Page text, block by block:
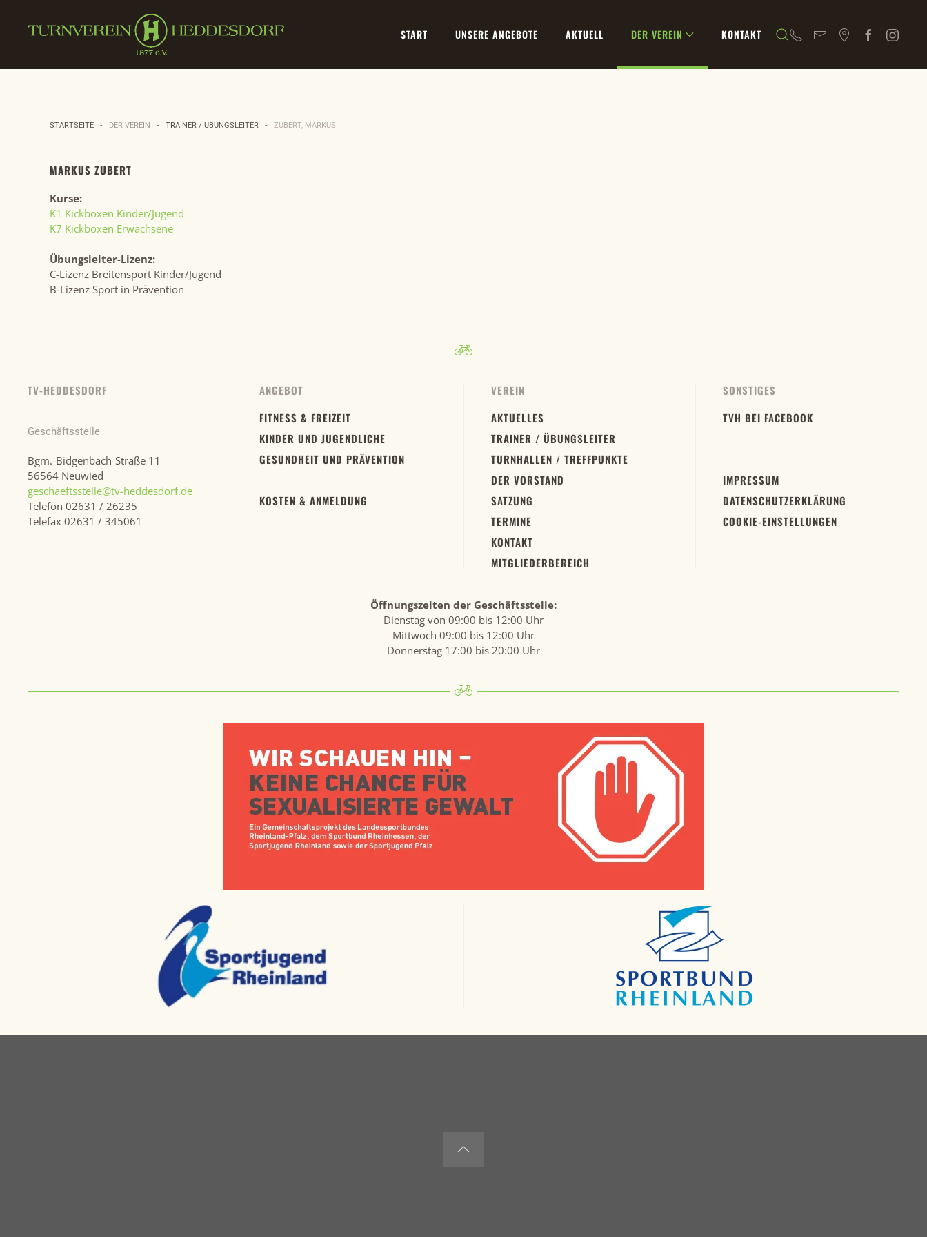
Zum Hauptinhalt springen START UNSERE ANGEBOTE AKTUELL DER VEREIN KONTAKT
STARTSEITE DER VEREIN TRAINER / ÜBUNGSLEITER ZUBERT, MARKUS
MARKUS ZUBERT
Kurse:
K1 Kickboxen Kinder/Jugend
K7 Kickboxen Erwachsene
Übungsleiter-Lizenz:
C-Lizenz Breitensport Kinder/Jugend
B-Lizenz Sport in Prävention
TV-HEDDESDORF
Geschäftsstelle
Bgm.-Bidgenbach-Straße 11
56564 Neuwied
geschaeftsstelle@tv-heddesdorf.de
Telefon 02631 / 26235
Telefax 02631 / 345061
ANGEBOT
FITNESS & FREIZEIT
KINDER UND JUGENDLICHE
GESUNDHEIT UND PRÄVENTION
KOSTEN & ANMELDUNG
VEREIN
AKTUELLES
TRAINER / ÜBUNGSLEITER
TURNHALLEN / TREFFPUNKTE
DER VORSTAND
SATZUNG
TERMINE
KONTAKT
MITGLIEDERBEREICH
SONSTIGES
TVH BEI FACEBOOK
IMPRESSUM
DATENSCHUTZERKLÄRUNG
COOKIE-EINSTELLUNGEN
Öffnungszeiten der Geschäftsstelle:
Dienstag von 09:00 bis 12:00 Uhr
Mittwoch 09:00 bis 12:00 Uhr
Donnerstag 17:00 bis 20:00 Uhr